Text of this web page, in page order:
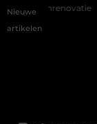
Nieuwe
artikelen